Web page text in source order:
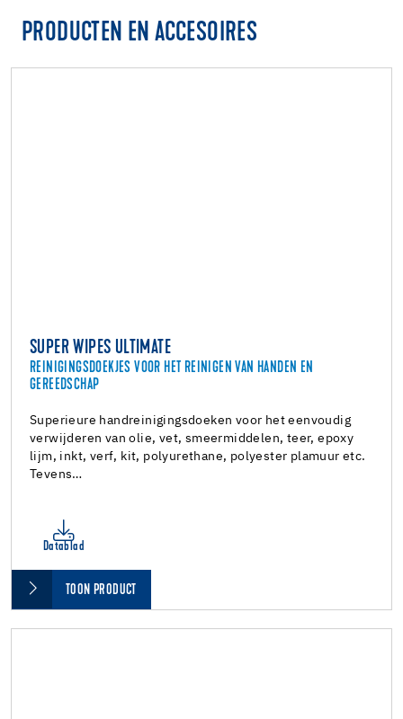
PRODUCTEN EN ACCESOIRES
SUPER WIPES ULTIMATE
REINIGINGSDOEKJES VOOR HET REINIGEN VAN HANDEN EN
GEREEDSCHAP
Superieure handreinigingsdoeken voor het eenvoudig
verwijderen van olie, vet, smeermiddelen, teer, epoxy
lijm, inkt, verf, kit, polyurethane, polyester plamuur etc.
Tevens…
Datablad
TOON PRODUCT